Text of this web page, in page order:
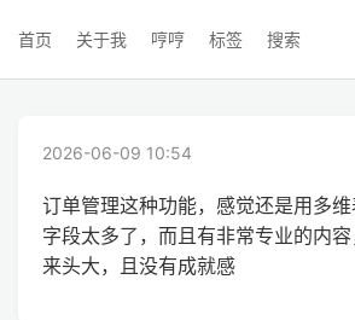
首页 关于我 哼哼 标签 搜索
2026-06-09 10:54
订单管理这种功能，感觉还是用多维
字段太多了，而且有非常专业的内
来头大，且没有成就感